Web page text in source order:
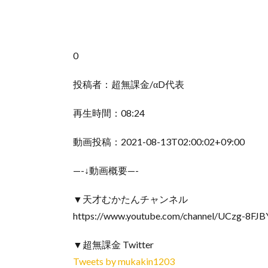
0
投稿者：超無課金/αD代表
再生時間：08:24
動画投稿：2021-08-13T02:00:02+09:00
—-↓動画概要—-
▼天才むかたんチャンネル
https://www.youtube.com/channel/UCzg-
▼超無課金 Twitter
Tweets by mukakin1203